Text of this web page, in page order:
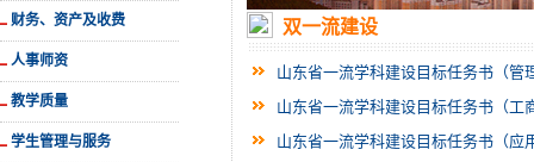
财务、资产及收费
人事师资
教学质量
学生管理与服务
双一流建设
山东省一流学科建设目标任务书（管
山东省一流学科建设目标任务书（工
山东省一流学科建设目标任务书（应